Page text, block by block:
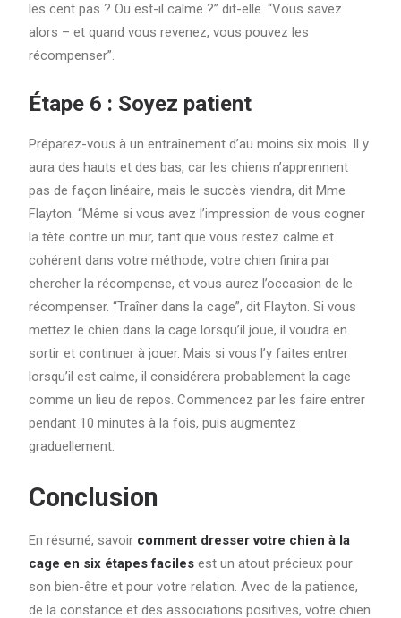
les cent pas ? Ou est-il calme ?” dit-elle. “Vous savez
alors – et quand vous revenez, vous pouvez les
récompenser”.
Étape 6 : Soyez patient
Préparez-vous à un entraînement d’au moins six mois. Il y
aura des hauts et des bas, car les chiens n’apprennent
pas de façon linéaire, mais le succès viendra, dit Mme
Flayton. “Même si vous avez l’impression de vous cogner
la tête contre un mur, tant que vous restez calme et
cohérent dans votre méthode, votre chien finira par
chercher la récompense, et vous aurez l’occasion de le
récompenser. “Traîner dans la cage”, dit Flayton. Si vous
mettez le chien dans la cage lorsqu’il joue, il voudra en
sortir et continuer à jouer. Mais si vous l’y faites entrer
lorsqu’il est calme, il considérera probablement la cage
comme un lieu de repos. Commencez par les faire entrer
pendant 10 minutes à la fois, puis augmentez
graduellement.
Conclusion
En résumé, savoir comment dresser votre chien à la
cage en six étapes faciles est un atout précieux pour
son bien-être et pour votre relation. Avec de la patience,
de la constance et des associations positives, votre chien